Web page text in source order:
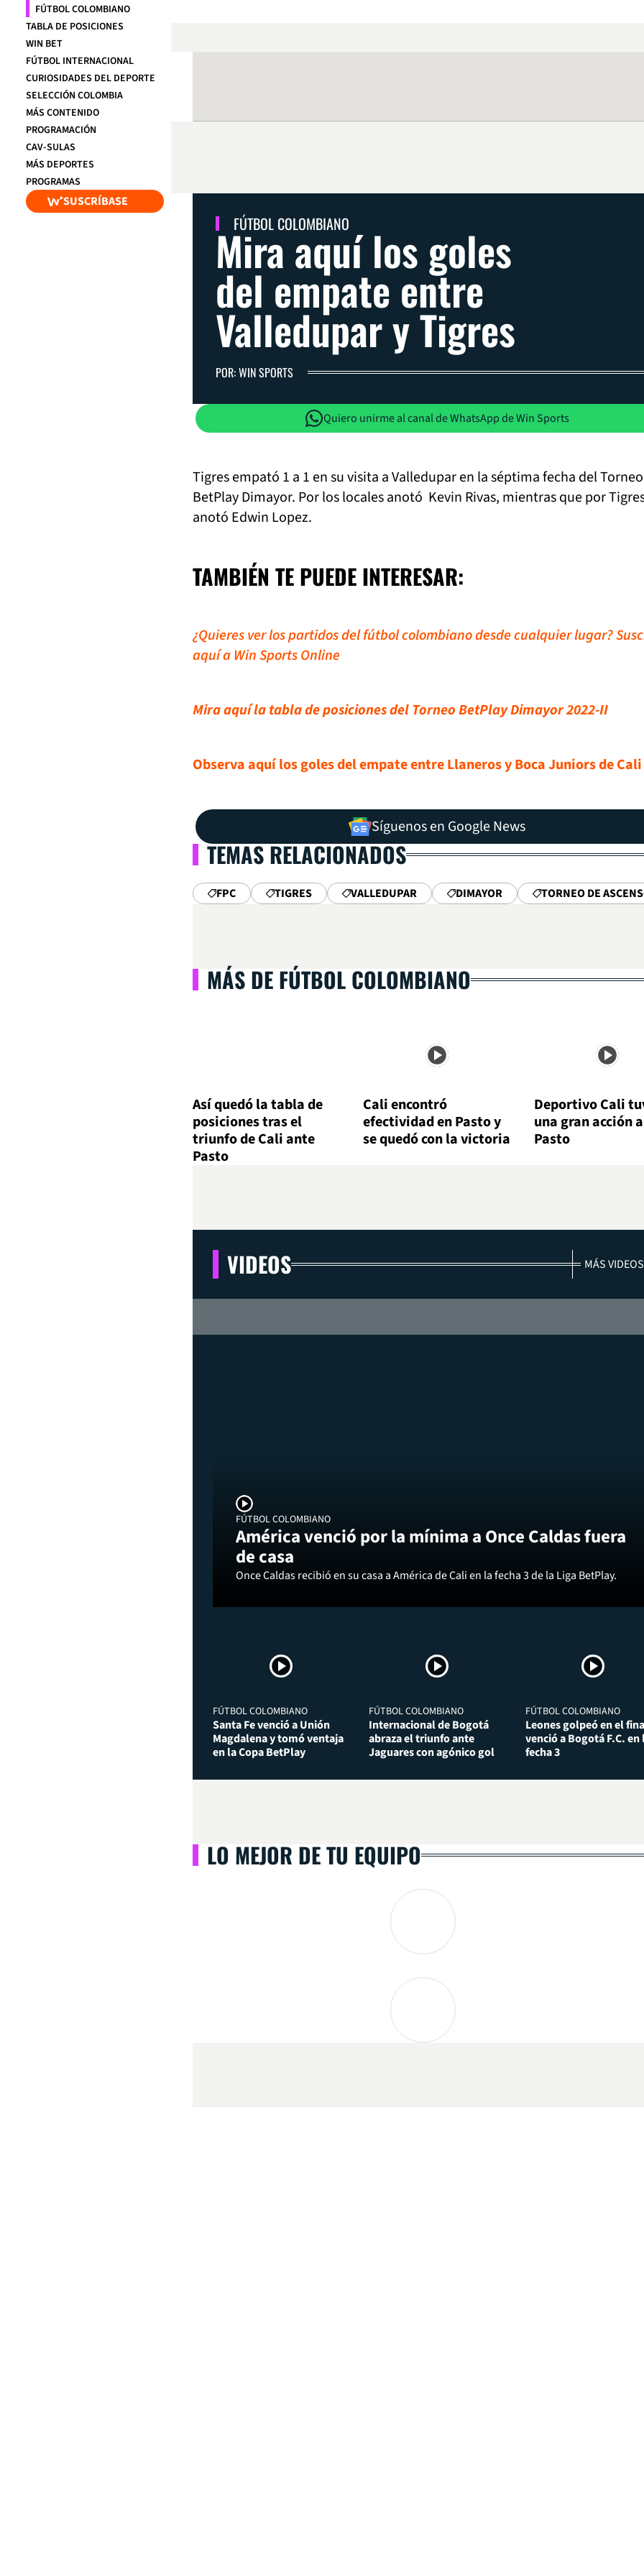
FÚTBOL COLOMBIANO
TABLA DE POSICIONES
WIN BET
FÚTBOL INTERNACIONAL
CURIOSIDADES DEL DEPORTE
SELECCIÓN COLOMBIA
MÁS CONTENIDO
PROGRAMACIÓN
CAV-SULAS
MÁS DEPORTES
PROGRAMAS
SUSCRÍBASE
FÚTBOL COLOMBIANO
Mira aquí los goles
del empate entre
Valledupar y Tigres
POR: WIN SPORTS
Quiero unirme al canal de WhatsApp de Win Sports
Tigres empató 1 a 1 en su visita a Valledupar en la séptima fecha del Torneo
BetPlay Dimayor. Por los locales anotó Kevin Rivas, mientras que por
anotó Edwin Lopez.
TAMBIÉN TE PUEDE INTERESAR:
¿Quieres ver los partidos del fútbol colombiano desde cualquier lugar?
aquí a Win Sports Online
Mira aquí la tabla de posiciones del Torneo BetPlay Dimayor 2022-II
Observa aquí los goles del empate entre Llaneros y Boca Juniors de Cali
Síguenos en Google News
TEMAS RELACIONADOS
FPC TIGRES VALLEDUPAR DIMAYOR TORNEO DE
MÁS DE FÚTBOL COLOMBIANO
Así quedó la tabla de
posiciones tras el
triunfo de Cali ante
Pasto
Cali encontró
efectividad en Pasto y
se quedó con la victoria
Deportivo Cali
una gran acción
Pasto
VIDEOS MÁS VIDEOS
FÚTBOL COLOMBIANO
América venció por la mínima a Once Caldas fuera
de casa
Once Caldas recibió en su casa a América de Cali en la fecha 3 de la Liga BetPlay.
FÚTBOL COLOMBIANO
Santa Fe venció a Unión
Magdalena y tomó ventaja
en la Copa BetPlay
FÚTBOL COLOMBIANO
Internacional de Bogotá
abraza el triunfo ante
Jaguares con agónico gol
FÚTBOL COLOMBIANO
Leones golpeó en el
venció a Bogotá F.C. en
fecha 3
LO MEJOR DE TU EQUIPO